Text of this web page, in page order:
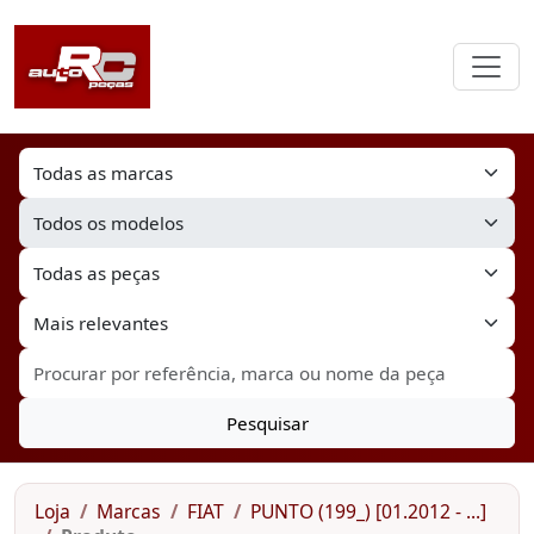
Pesquisar
Loja Marcas FIAT
PUNTO (199_) [01.2012 - ...]